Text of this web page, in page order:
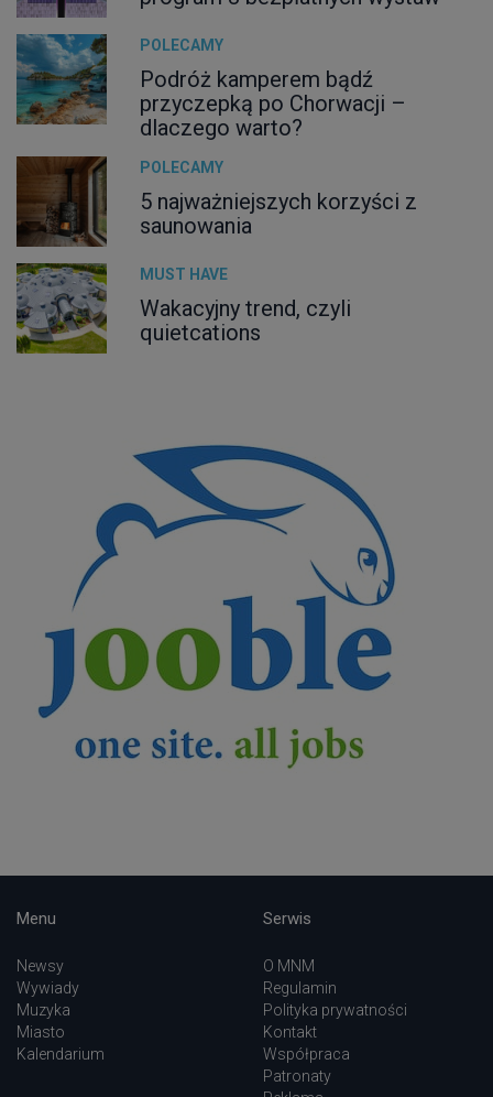
POLECAMY
Podróż kamperem bądź
przyczepką po Chorwacji –
dlaczego warto?
POLECAMY
5 najważniejszych korzyści z
saunowania
MUST HAVE
Wakacyjny trend, czyli
quietcations
Menu
Newsy
Wywiady
Muzyka
Miasto
Kalendarium
Serwis
O MNM
Regulamin
Polityka prywatności
Kontakt
Współpraca
Patronaty